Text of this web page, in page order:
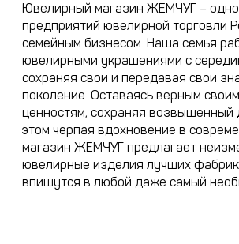
Ювелирный магазин ЖЕМЧУГ –
предприятий ювелирной торговли
семейным бизнесом. Наша семья
ювелирными украшениями с
сохраняя свои и передавая свои
поколение. Оставаясь верным
ценностям, сохраняя возвышенный
этом черпая вдохновение в
магазин ЖЕМЧУГ предлагает
ювелирные изделия лучших
впишутся в любой даже самый